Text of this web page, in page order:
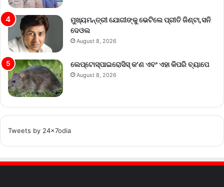
ମୁଖ୍ୟମନ୍ତ୍ରୀ ଯୋଗୀଙ୍କୁ ଭେଟିଲେ ପ୍ରୀତି ଜିଣ୍ଟା,ସନି
ଦେଓଲ
August 8, 2026
ଲେପ୍ଟୋସ୍ପାଇରୋସିସ୍ କ’ଣ ଏବଂ ଏହା କିପରି ବ୍ୟାପେ
August 8, 2026
Tweets by 24x7odia